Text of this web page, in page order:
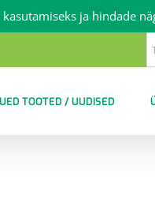
TOOTED / UUDISED
kasutamiseks ja hindade